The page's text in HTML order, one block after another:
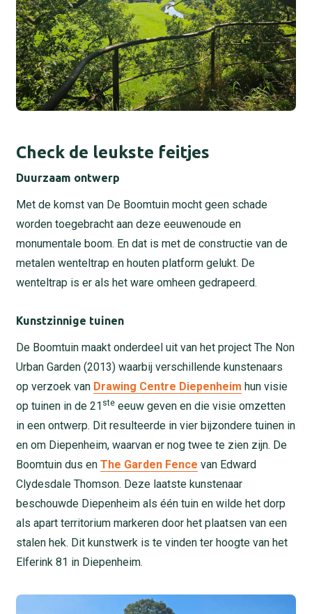
Check de leukste feitjes
Duurzaam ontwerp
Met de komst van De Boomtuin mocht geen schade
worden toegebracht aan deze eeuwenoude en
monumentale boom. En dat is met de constructie van de
metalen wenteltrap en houten platform gelukt. De
wenteltrap is er als het ware omheen gedrapeerd.
Kunstzinnige tuinen
De Boomtuin maakt onderdeel uit van het project The Non
Urban Garden (2013) waarbij verschillende kunstenaars
op verzoek van Drawing Centre Diepenheim hun visie
op tuinen in de 21 ste eeuw geven en die visie omzetten
in een ontwerp. Dit resulteerde in vier bijzondere tuinen in
en om Diepenheim, waarvan er nog twee te zien zijn. De
Boomtuin dus en The Garden Fence van Edward
Clydesdale Thomson. Deze laatste kunstenaar
beschouwde Diepenheim als één tuin en wilde het dorp
als apart territorium markeren door het plaatsen van een
stalen hek. Dit kunstwerk is te vinden ter hoogte van het
Elferink 81 in Diepenheim.